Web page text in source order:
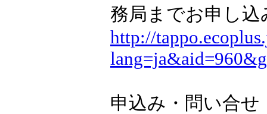
務局までお申し
http://
申込み・問い合せ